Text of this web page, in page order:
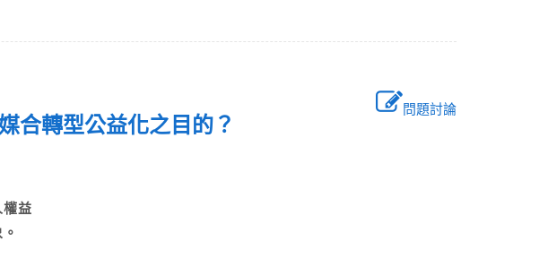
問題討論
合轉型公益化之目的？
益